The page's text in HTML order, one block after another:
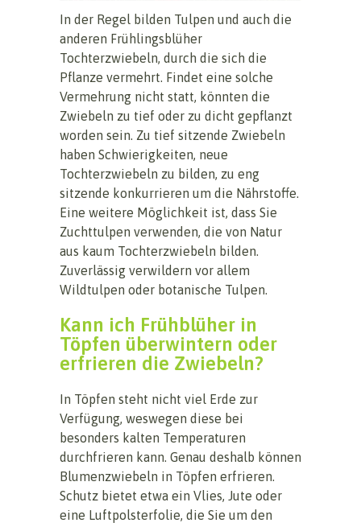
In der Regel bilden Tulpen und auch die
anderen Frühlingsblüher
Tochterzwiebeln, durch die sich die
Pflanze vermehrt. Findet eine solche
Vermehrung nicht statt, könnten die
Zwiebeln zu tief oder zu dicht gepflanzt
worden sein. Zu tief sitzende Zwiebeln
haben Schwierigkeiten, neue
Tochterzwiebeln zu bilden, zu eng
sitzende konkurrieren um die Nährstoffe.
Eine weitere Möglichkeit ist, dass Sie
Zuchttulpen verwenden, die von Natur
aus kaum Tochterzwiebeln bilden.
Zuverlässig verwildern vor allem
Wildtulpen oder botanische Tulpen.
Kann ich Frühblüher in
Töpfen überwintern oder
erfrieren die Zwiebeln?
In Töpfen steht nicht viel Erde zur
Verfügung, weswegen diese bei
besonders kalten Temperaturen
durchfrieren kann. Genau deshalb können
Blumenzwiebeln in Töpfen erfrieren.
Schutz bietet etwa ein Vlies, Jute oder
eine Luftpolsterfolie, die Sie um den